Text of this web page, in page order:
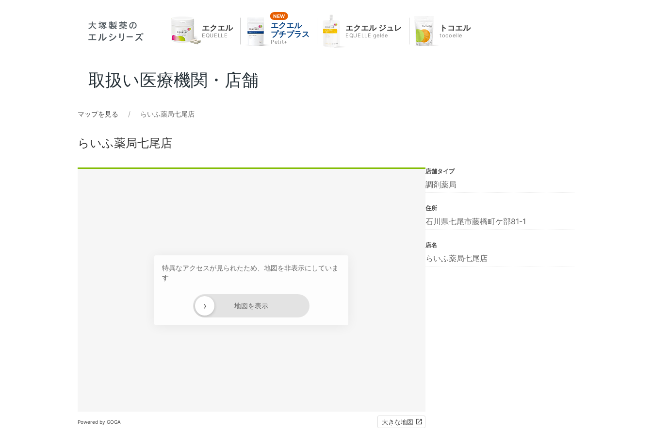
エクエル
EQUELLE
エクエル
プチプラス
Petit+
エクエル ジュレ
EQUELLE gelée
トコエル
tocoelle
取扱い医療機関・店舗
マップを見る らいふ薬局七尾店
らいふ薬局七尾店
特異なアクセスが見られたため、地図を非表示にしていま
す
地図を表示
›
Powered by GOGA 大きな地図
店舗タイプ
調剤薬局
住所
石川県七尾市藤橋町ケ部81-1
店名
らいふ薬局七尾店